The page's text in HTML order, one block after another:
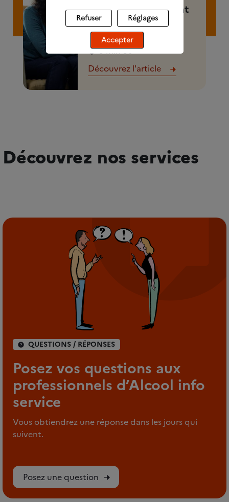
Alcool : quelles sont
les aides pour
l'entourage ?
3 min 30
Découvrez l'article
Découvrez nos services
QUESTIONS / RÉPONSES
Posez vos questions aux
professionnels d’Alcool info
service
Vous obtiendrez une réponse dans les jours qui
suivent.
Posez une question
Refuser Réglages
Accepter